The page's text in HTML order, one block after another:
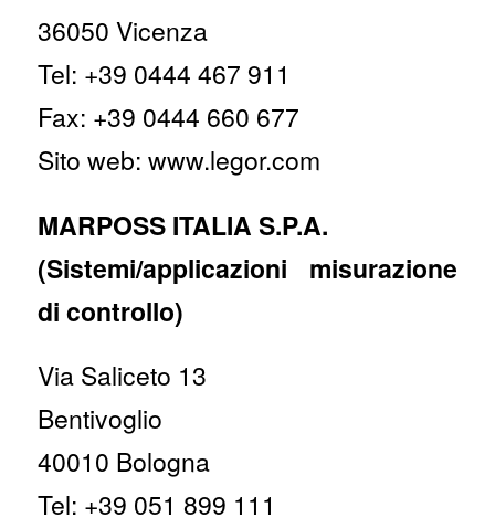
36050 Vicenza
Tel: +39 0444 467 911
Fax: +39 0444 660 677
Sito web: www.legor.com
MARPOSS ITALIA S.P.A.
(Sistemi/applicazioni misurazione
di controllo)
Via Saliceto 13
Bentivoglio
40010 Bologna
Tel: +39 051 899 111